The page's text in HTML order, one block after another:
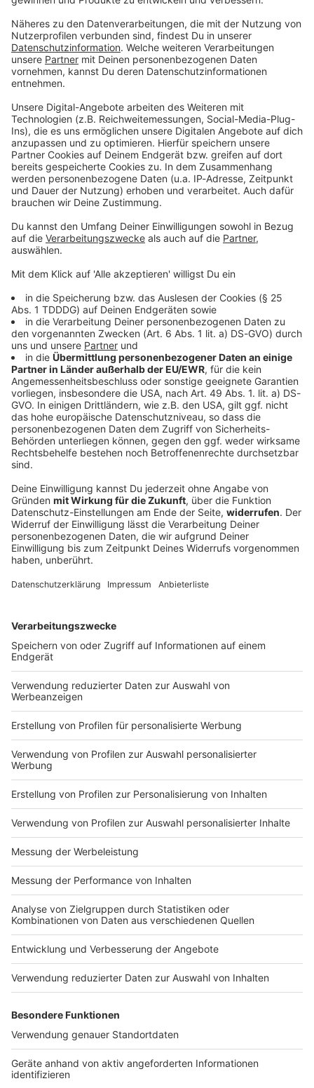
Stars & Bands
I Want To Break Free: Die 10 besten
Musikvideos von Queen
Queen haben 1984 begonnen, eines der wohl
legendärsten Musikvideos aller Zeiten zu drehen: "I
Want To Break Free". Doch auch sonst, hat die Band
immer wieder zu beeindrucken gewusst.
DAS KÖNNTE DICH AUCH INTERESSIEREN
Musik News
Neu im ROCK ANTENNE Konzertkalender: Megadeth
und viele mehr!
Erlebt diese Bands live in den Cities unserer Rock-
DEINE GEMERKTEN ARTIKEL
Du hast dir noch keine Artikel gemerkt
Markiere sie hierfür mit einem
Nutzungsbedingungen
Impressum
Das Band-ABC
Jobs
Archiv
Teilnahme­bedingungen
Kontakt
Studio-Hotline
ROCK ANTENNE
Region wechseln